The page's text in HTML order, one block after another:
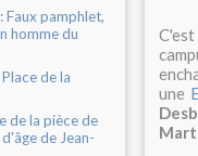
pamphlet,
homme du
de la
de la pièce de
de Jean-
une